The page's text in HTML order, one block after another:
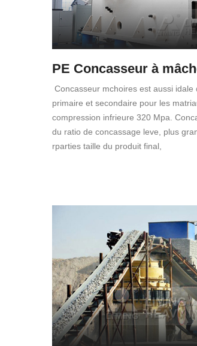
PE Concasseur à
Concasseur mchoires est aussi idale
primaire et secondaire pour les
compression infrieure 320 Mpa.
du ratio de concassage leve, plus
rparties taille du produit final,